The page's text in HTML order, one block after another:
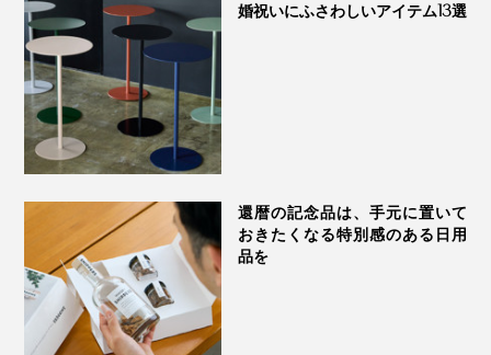
写真は「月」
専用木箱に丁寧に入れてお届けするので、プレゼントに
ぴったり。感謝の気持ちを伝えたいあの人に、「純チタ
ンタンブラー」を贈りませんか。
婚祝いにふさわしいアイテム13選
還暦の記念品は、手元に置いて
おきたくなる特別感のある日用
品を